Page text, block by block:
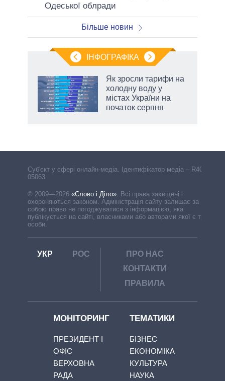
Одеської облради
Більше новин
ІНФОГРАФІКА
Як зросли тарифи на
холодну воду у
містах України на
початок серпня
Cуб'єкт у сфері онлайн-медіа. Ідентифікатор медіа – R40-
05063
© 2009—2026 «Слово і Діло»
Всі права захищені і
охороняються законом. Адміністрація сайту залишає за
собою право не погоджуватися з інформацією, яка
публікується на сайті, власниками або авторами якої є треті
особи.
УКР РОС
ПРО НАС
КОНТАКТИ
ПРАВИЛА
МОНІТОРИНГ
ПРЕЗИДЕНТ І
ОФІС
ВЕРХОВНА
РАДА
ТЕМАТИКИ
БІЗНЕС
ЕКОНОМІКА
КУЛЬТУРА
НАУКА